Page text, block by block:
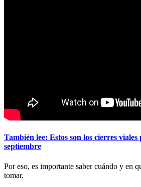
También lee: Estos son los cierres viales
septiembre
Por eso, es importante saber cuándo y en
tomar.